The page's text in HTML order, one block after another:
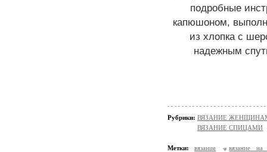
подробные
капюшоном,
из хлопка с
надежным
Рубрики: ВЯЗАНИЕ ЖЕНЩИНАМ/
ВЯЗАНИЕ СПИЦАМИ
Метки: вязание
вязание на